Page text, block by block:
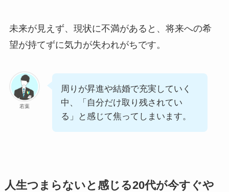
未来が見えず、現状に不満があると、将来への希
望が持てずに気力が失われがちです。
若葉
周りが昇進や結婚で充実していく
中、「自分だけ取り残されてい
る」と感じて焦ってしまいます。
人生つまらないと感じる20代が今すぐや